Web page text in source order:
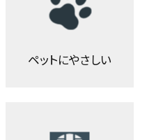
ペットにやさしい